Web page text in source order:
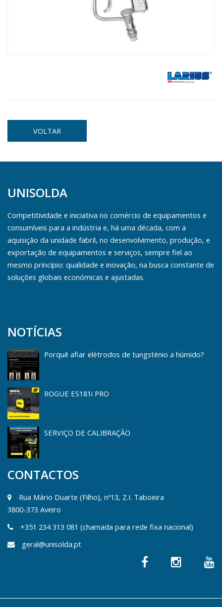
VOLTAR
UNISOLDA
Competitividade e iniciativa no comércio de equipamentos e
consumíveis para a indústria e, há uma década, com a
aquisição da unidade fabril, no desenvolvimento, produção, e
exportação de equipamentos e serviços, sempre fiel ao
mesmo princípio: qualidade e inovação, na busca constante de
soluções globais económicas e ajustadas.
NOTÍCIAS
Porquê afiar elétrodos de tungsténio a húmido?
ROGUE ES181i PRO
SERVIÇO DE CALIBRAÇÃO
CONTACTOS
Rua Mário Duarte (Filho), nº13, Z.I. Taboeira
3800-373 Aveiro
+351 234 313 081 (chamada para rede fixa nacional)
geral@unisolda.pt